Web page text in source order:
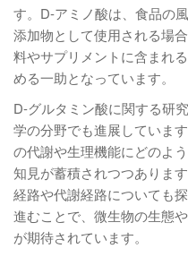
す。D-アミノ酸は、食品の
添加物として使用される場
料やサプリメントに含まれ
める一助となっています。
D-グルタミン酸に関する研
学の分野でも進展していま
の代謝や生理機能にどのよ
知見が蓄積されつつありま
経路や代謝経路についても
進むことで、微生物の生態
が期待されています。